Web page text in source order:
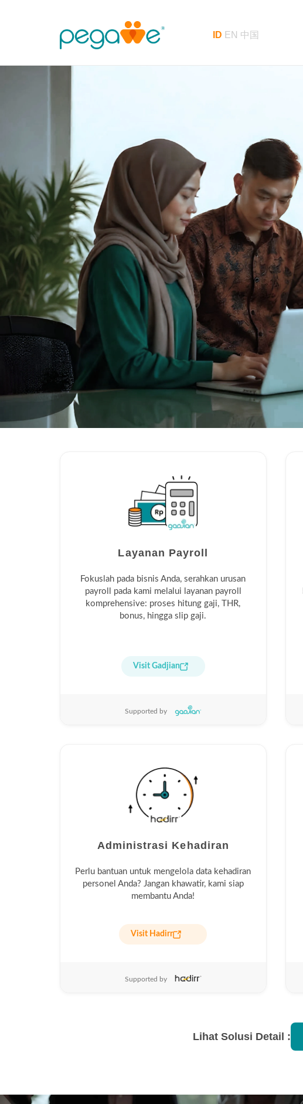
ID EN 中国
Layanan Payroll
Fokuslah pada bisnis Anda, serahkan urusan
payroll pada kami melalui layanan payroll
komprehensive: proses hitung gaji, THR,
bonus, hingga slip gaji.
Visit Gadjian
Supported by
Administrasi Kehadiran
Perlu bantuan untuk mengelola data kehadiran
personel Anda? Jangan khawatir, kami siap
membantu Anda!
Visit Hadirr
Supported by
Lihat Solusi Detail :